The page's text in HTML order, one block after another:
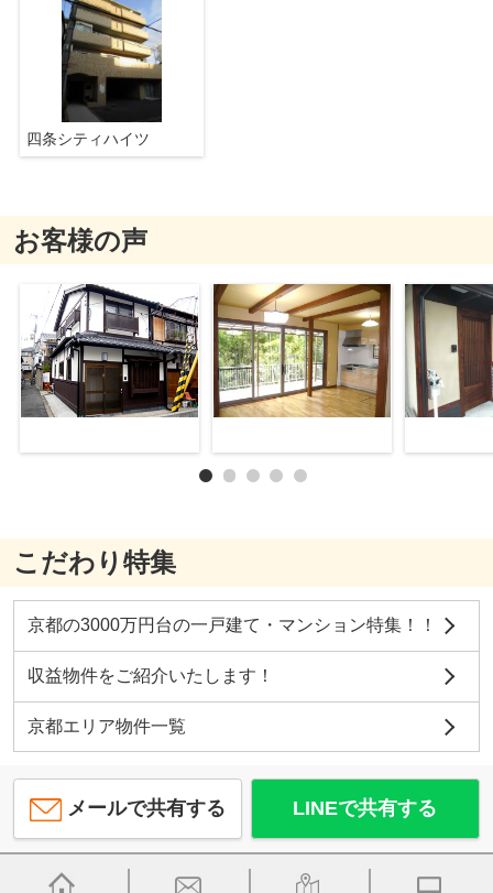
四条シティハイツ
お客様の声
こだわり特集
京都の3000万円台の一戸建て・マンション特集！！
収益物件をご紹介いたします！
京都エリア物件一覧
メールで共有する LINEで共有する